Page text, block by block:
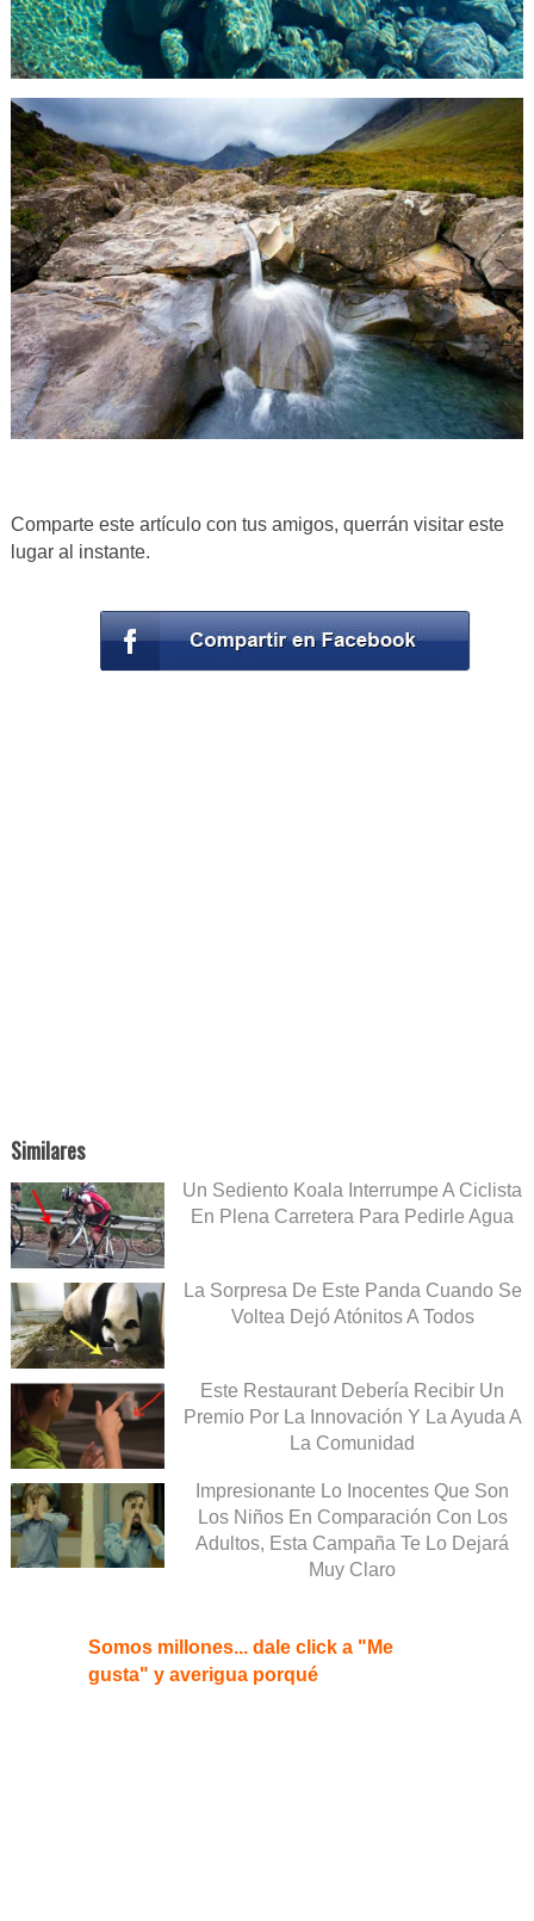
Comparte este artículo con tus amigos, querrán visitar este
lugar al instante.
Similares
Un Sediento Koala Interrumpe A Ciclista
En Plena Carretera Para Pedirle Agua
La Sorpresa De Este Panda Cuando Se
Voltea Dejó Atónitos A Todos
Este Restaurant Debería Recibir Un
Premio Por La Innovación Y La Ayuda A
La Comunidad
Impresionante Lo Inocentes Que Son
Los Niños En Comparación Con Los
Adultos, Esta Campaña Te Lo Dejará
Muy Claro
Somos millones... dale click a "Me
gusta" y averigua porqué